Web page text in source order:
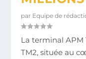
par Equipe de
La terminal APM
TM2, située au